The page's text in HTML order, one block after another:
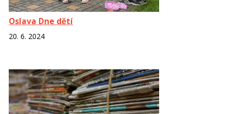
Oslava Dne dětí
20. 6. 2024